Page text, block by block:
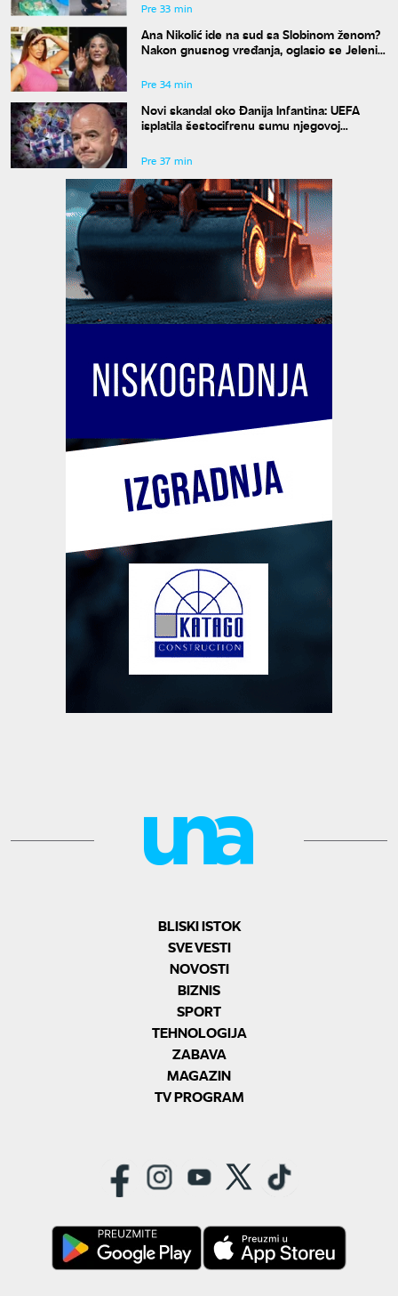
Pre 33 min
Ana Nikolić ide na sud sa Slobinom ženom?
Nakon gnusnog vređanja, oglasio se Jelenin
Pre 34 min
Novi skandal oko Đanija Infantina: UEFA
isplatila šestocifrenu sumu njegovoj
Pre 37 min
BLISKI ISTOK
SVE VESTI
NOVOSTI
BIZNIS
SPORT
TEHNOLOGIJA
ZABAVA
MAGAZIN
TV PROGRAM